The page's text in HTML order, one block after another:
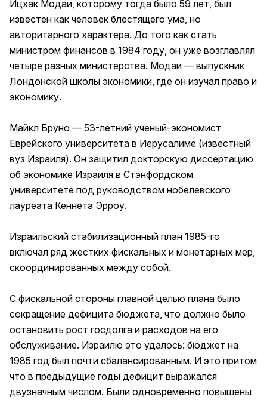
Ицхак Модаи, которому тогда было 59 лет, был
известен как человек блестящего ума, но
авторитарного характера. До того как стать
министром финансов в 1984 году, он уже возглавлял
четыре разных министерства. Модаи — выпускник
Лондонской школы экономики, где он изучал право и
экономику.
Майкл Бруно — 53-летний ученый-экономист
Еврейского университета в Иерусалиме (известный
вуз Израиля). Он защитил докторскую диссертацию
об экономике Израиля в Стэнфордском
университете под руководством нобелевского
лауреата Кеннета Эрроу.
Израильский стабилизационный план 1985-го
включал ряд жестких фискальных и монетарных мер,
скоординированных между собой.
С фискальной стороны главной целью плана было
сокращение дефицита бюджета, что должно было
остановить рост госдолга и расходов на его
обслуживание. Израилю это удалось: бюджет на
1985 год был почти сбалансированным. И это притом
что в предыдущие годы дефицит выражался
двузначным числом. Были одновременно повышены